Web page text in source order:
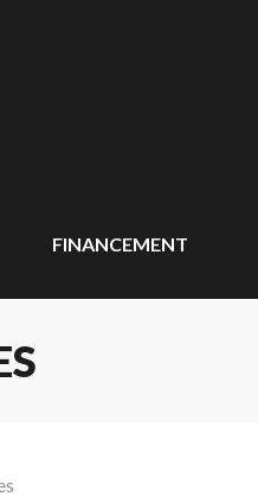
FINANCEMENT